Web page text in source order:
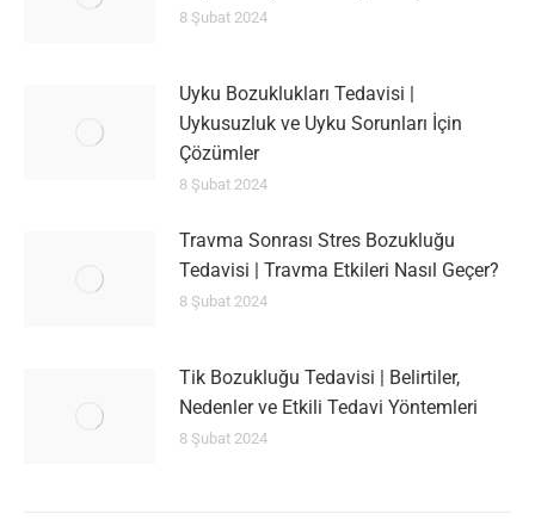
8 Şubat 2024
Uyku Bozuklukları Tedavisi |
Uykusuzluk ve Uyku Sorunları İçin
Çözümler
8 Şubat 2024
Travma Sonrası Stres Bozukluğu
Tedavisi | Travma Etkileri Nasıl Geçer?
8 Şubat 2024
Tik Bozukluğu Tedavisi | Belirtiler,
Nedenler ve Etkili Tedavi Yöntemleri
8 Şubat 2024